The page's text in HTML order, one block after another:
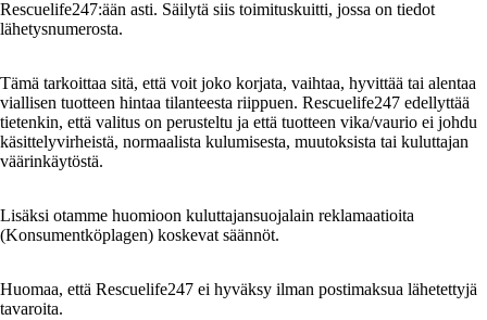
Rescuelife247:ään asti. Säilytä siis toimituskuitti, jossa on tiedot
lähetysnumerosta.
Tämä tarkoittaa sitä, että voit joko korjata, vaihtaa, hyvittää tai alentaa
viallisen tuotteen hintaa tilanteesta riippuen. Rescuelife247 edellyttää
tietenkin, että valitus on perusteltu ja että tuotteen vika/vaurio ei johdu
käsittelyvirheistä, normaalista kulumisesta, muutoksista tai kuluttajan
väärinkäytöstä.
Lisäksi otamme huomioon kuluttajansuojalain reklamaatioita
(Konsumentköplagen) koskevat säännöt.
Huomaa, että Rescuelife247 ei hyväksy ilman postimaksua lähetettyjä
tavaroita.